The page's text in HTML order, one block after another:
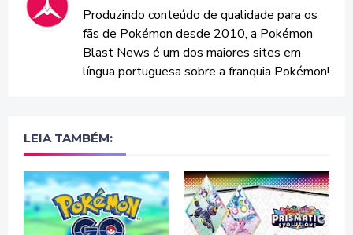
Produzindo conteúdo de qualidade para os
fãs de Pokémon desde 2010, a Pokémon
Blast News é um dos maiores sites em
língua portuguesa sobre a franquia Pokémon!
LEIA TAMBÉM: